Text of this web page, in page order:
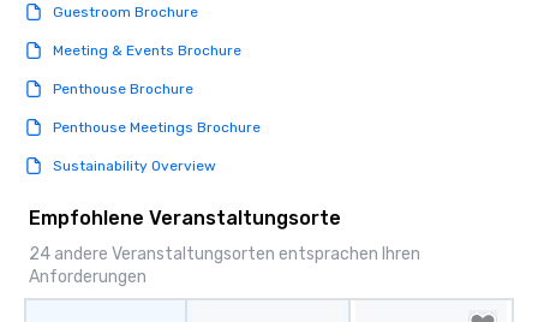
Guestroom Brochure
Meeting & Events Brochure
Penthouse Brochure
Penthouse Meetings Brochure
Sustainability Overview
Empfohlene Veranstaltungsorte
24 andere Veranstaltungsorten entsprachen Ihren
Anforderungen